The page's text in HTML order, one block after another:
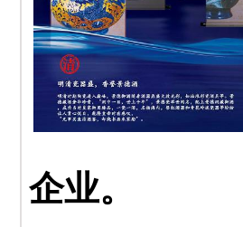
企业。